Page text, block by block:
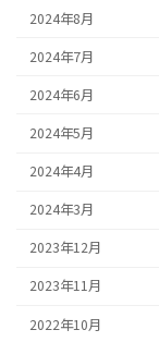
2024年8月
2024年7月
2024年6月
2024年5月
2024年4月
2024年3月
2023年12月
2023年11月
2022年10月